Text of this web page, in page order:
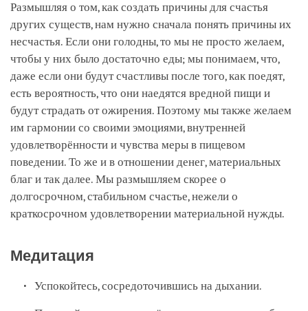
Размышляя о том, как создать причины для счастья
других существ, нам нужно сначала понять причины их
несчастья. Если они голодны, то мы не просто желаем,
чтобы у них было достаточно еды; мы понимаем, что,
даже если они будут счастливы после того, как поедят,
есть вероятность, что они наедятся вредной пищи и
будут страдать от ожирения. Поэтому мы также желаем
им гармонии со своими эмоциями, внутренней
удовлетворённости и чувства меры в пищевом
поведении. То же и в отношении денег, материальных
благ и так далее. Мы размышляем скорее о
долгосрочном, стабильном счастье, нежели о
краткосрочном удовлетворении материальной нужды.
Медитация
Успокойтесь, сосредоточившись на дыхании.